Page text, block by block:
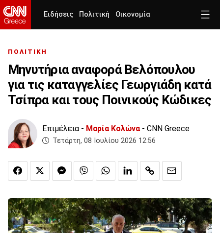
Ειδήσεις Πολιτική Οικονομία
ΠΟΛΙΤΙΚΗ
Μηνυτήρια αναφορά Βελόπουλου
για τις καταγγελίες Γεωργιάδη κατά
Τσίπρα και τους Ποινικούς Κώδικες
Επιμέλεια - Μαρία Κολώνα- CNN Greece
Τετάρτη, 08 Ιουλίου 2026 12:56